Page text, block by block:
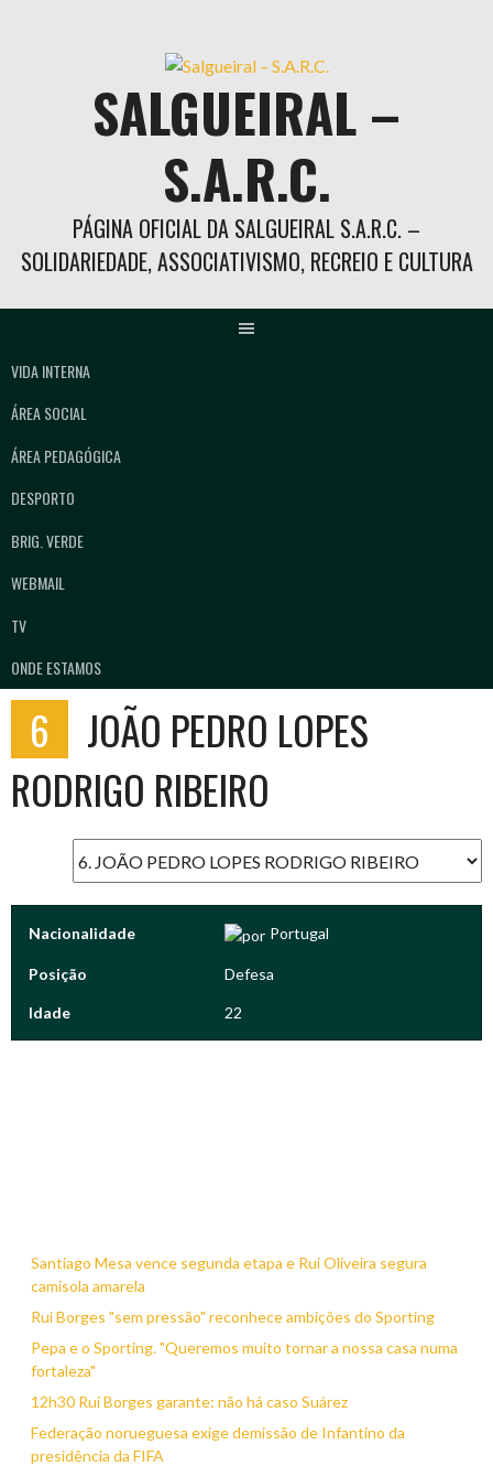
SALGUEIRAL –
S.A.R.C.
PÁGINA OFICIAL DA SALGUEIRAL S.A.R.C. –
SOLIDARIEDADE, ASSOCIATIVISMO, RECREIO E CULTURA
VIDA INTERNA
ÁREA SOCIAL
ÁREA PEDAGÓGICA
DESPORTO
BRIG. VERDE
WEBMAIL
TV
ONDE ESTAMOS
6
JOÃO PEDRO LOPES
RODRIGO RIBEIRO
Nacionalidade Portugal
Posição Defesa
Idade 22
Santiago Mesa vence segunda etapa e Rui Oliveira segura
camisola amarela
Rui Borges "sem pressão" reconhece ambições do Sporting
Pepa e o Sporting. "Queremos muito tornar a nossa casa numa
fortaleza"
12h30 Rui Borges garante: não há caso Suárez
Federação norueguesa exige demissão de Infantino da
presidência da FIFA